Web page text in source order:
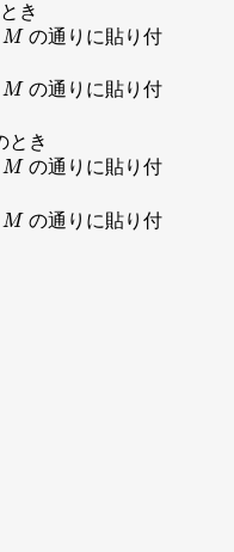
き
Mの通りに貼り付
Mの通りに貼り付
とき
Mの通りに貼り付
Mの通りに貼り付